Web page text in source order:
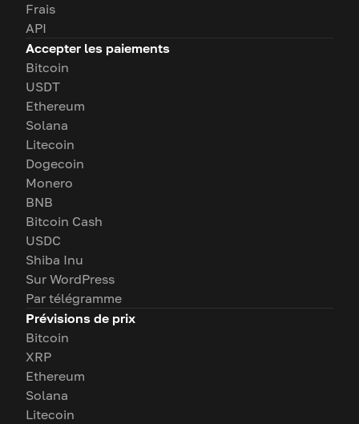
Frais
API
Accepter les paiements
Bitcoin
USDT
Ethereum
Solana
Litecoin
Dogecoin
Monero
BNB
Bitcoin Cash
USDC
Shiba Inu
Sur WordPress
Par télégramme
Prévisions de prix
Bitcoin
XRP
Ethereum
Solana
Litecoin